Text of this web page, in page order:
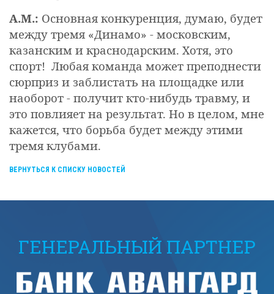
А.М.: Основная конкуренция, думаю, будет
между тремя «Динамо» - московским,
казанским и краснодарским. Хотя, это
спорт! Любая команда может преподнести
сюрприз и заблистать на площадке или
наоборот - получит кто-нибудь травму, и
это повлияет на результат. Но в целом, мне
кажется, что борьба будет между этими
тремя клубами.
ВЕРНУТЬСЯ К СПИСКУ НОВОСТЕЙ
ГЕНЕРАЛЬНЫЙ ПАРТНЕР